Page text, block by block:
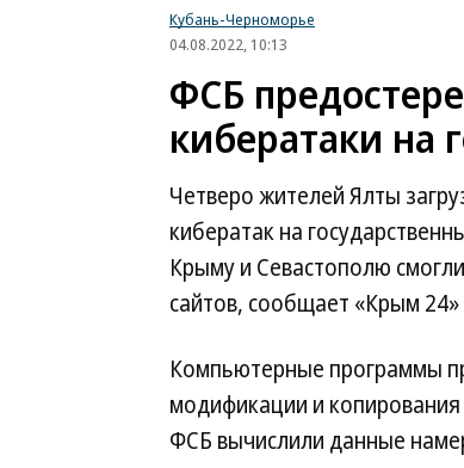
Кубань-Черноморье
04.08.2022, 10:13
ФСБ
кибератаки на
Четверо жителей Ялты
кибератак на
Крыму и Севастополю
сайтов, сообщает «Крым 24»
Компьютерные программы
модификации и
ФСБ вычислили данные